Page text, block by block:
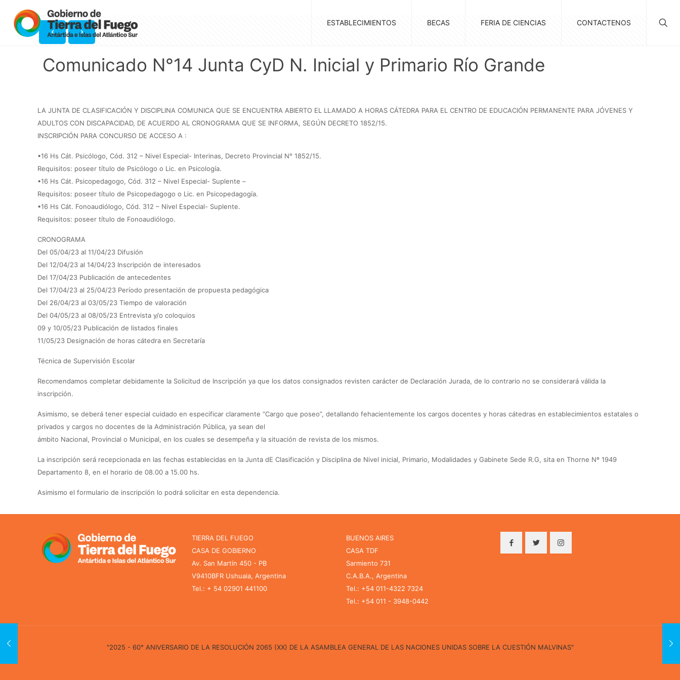
ESTABLECIMIENTOS BECAS FERIA DE CIENCIAS CONTACTENOS
Comunicado N°14 Junta CyD N. Inicial y Primario Río Grande
LA JUNTA DE CLASIFICACIÓN Y DISCIPLINA COMUNICA QUE SE ENCUENTRA ABIERTO EL LLAMADO A HORAS CÁTEDRA PARA EL CENTRO DE EDUCACIÓN PERMANENTE PARA JÓVENES Y
ADULTOS CON DISCAPACIDAD, DE ACUERDO AL CRONOGRAMA QUE SE INFORMA, SEGÚN DECRETO 1852/15.
INSCRIPCIÓN PARA CONCURSO DE ACCESO A :
•16 Hs Cát. Psicólogo, Cód. 312 – Nivel Especial- Interinas, Decreto Provincial N° 1852/15.
Requisitos: poseer título de Psicólogo o Lic. en Psicología.
•16 Hs Cát. Psicopedagogo, Cód. 312 – Nivel Especial- Suplente –
Requisitos: poseer título de Psicopedagogo o Lic. en Psicopedagogía.
•16 Hs Cát. Fonoaudiólogo, Cód. 312 – Nivel Especial- Suplente.
Requisitos: poseer título de Fonoaudiólogo.
CRONOGRAMA
Del 05/04/23 al 11/04/23 Difusión
Del 12/04/23 al 14/04/23 Inscripción de interesados
Del 17/04/23 Publicación de antecedentes
Del 17/04/23 al 25/04/23 Período presentación de propuesta pedagógica
Del 26/04/23 al 03/05/23 Tiempo de valoración
Del 04/05/23 al 08/05/23 Entrevista y/o coloquios
09 y 10/05/23 Publicación de listados finales
11/05/23 Designación de horas cátedra en Secretaría
Técnica de Supervisión Escolar
Recomendamos completar debidamente la Solicitud de Inscripción ya que los datos consignados revisten carácter de Declaración Jurada, de lo contrario no se considerará válida la
inscripción.
Asimismo, se deberá tener especial cuidado en especificar claramente “Cargo que poseo”, detallando fehacientemente los cargos docentes y horas cátedras en establecimientos estatales o
privados y cargos no docentes de la Administración Pública, ya sean del
ámbito Nacional, Provincial o Municipal, en los cuales se desempeña y la situación de revista de los mismos.
La inscripción será recepcionada en las fechas establecidas en la Junta dE Clasificación y Disciplina de Nivel inicial, Primario, Modalidades y Gabinete Sede R.G, sita en Thorne Nº 1949
Departamento 8, en el horario de 08.00 a 15.00 hs.
Asimismo el formulario de inscripción lo podrá solicitar en esta dependencia.
TIERRA DEL FUEGO
CASA DE GOBIERNO
Av. San Martín 450 - PB
V9410BFR Ushuaia, Argentina
Tel.: + 54 02901 441100
BUENOS AIRES
CASA TDF
Sarmiento 731
C.A.B.A., Argentina
Tel.: +54 011-4322 7324
Tel.: +54 011 - 3948-0442
"2025 - 60° ANIVERSARIO DE LA RESOLUCIÓN 2065 (XX) DE LA ASAMBLEA GENERAL DE LAS NACIONES UNIDAS SOBRE LA CUESTIÓN MALVINAS"